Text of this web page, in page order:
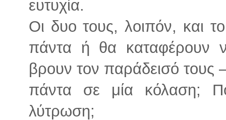
ευτυχία.
Οι δυο τους, λοιπόν, και
πάντα ή θα καταφέρουν
βρουν τον παράδεισό τους
πάντα σε μία κόλαση;
λύτρωση;